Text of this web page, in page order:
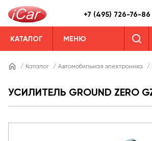
+7 (495) 726-76-86
КАТАЛОГ МЕНЮ
/ Каталог / Автомобильная электроника /
УСИЛИТЕЛЬ GROUND ZERO